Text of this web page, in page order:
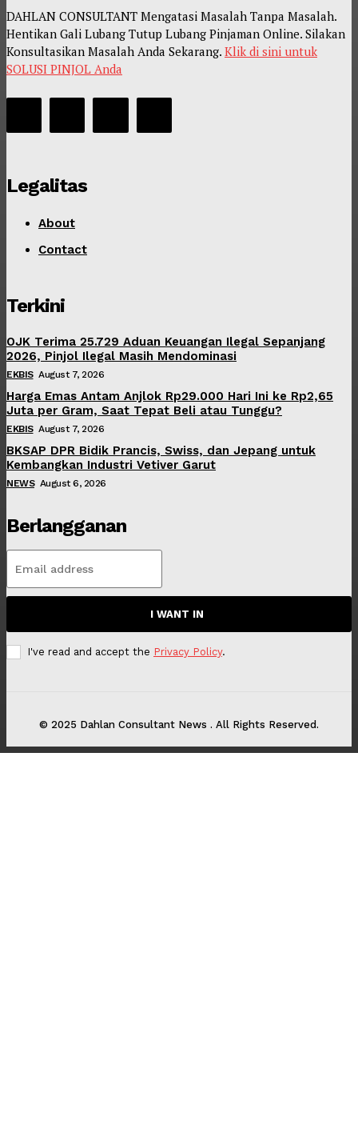
DAHLAN CONSULTANT Mengatasi Masalah Tanpa Masalah.
Hentikan Gali Lubang Tutup Lubang Pinjaman Online. Silakan
Konsultasikan Masalah Anda Sekarang. Klik di sini untuk
SOLUSI PINJOL Anda
Legalitas
About
Contact
Terkini
OJK Terima 25.729 Aduan Keuangan Ilegal Sepanjang
2026, Pinjol Ilegal Masih Mendominasi
EKBIS August 7, 2026
Harga Emas Antam Anjlok Rp29.000 Hari Ini ke Rp2,65
Juta per Gram, Saat Tepat Beli atau Tunggu?
EKBIS August 7, 2026
BKSAP DPR Bidik Prancis, Swiss, dan Jepang untuk
Kembangkan Industri Vetiver Garut
NEWS August 6, 2026
Berlangganan
I WANT IN
I've read and accept the Privacy Policy.
© 2025 Dahlan Consultant News . All Rights Reserved.